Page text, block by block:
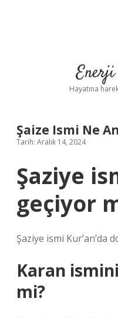
Hayatına
Şaize Ismi Ne
Tarih: Aralık 14, 2024
Şaziye
geçiyor
Şaziye ismi Kur’an’da
Karan
mi?